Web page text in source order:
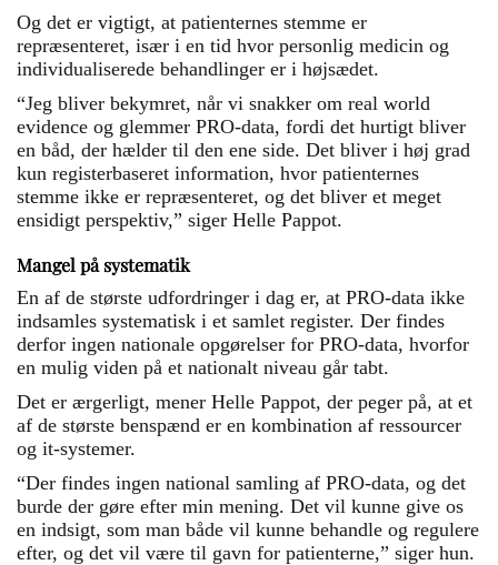
Og det er vigtigt, at patienternes stemme er
repræsenteret, især i en tid hvor personlig medicin og
individualiserede behandlinger er i højsædet.
“Jeg bliver bekymret, når vi snakker om real world
evidence og glemmer PRO-data, fordi det hurtigt bliver
en båd, der hælder til den ene side. Det bliver i høj grad
kun registerbaseret information, hvor patienternes
stemme ikke er repræsenteret, og det bliver et meget
ensidigt perspektiv,” siger Helle Pappot.
Mangel på systematik
En af de største udfordringer i dag er, at PRO-data ikke
indsamles systematisk i et samlet register. Der findes
derfor ingen nationale opgørelser for PRO-data, hvorfor
en mulig viden på et nationalt niveau går tabt.
Det er ærgerligt, mener Helle Pappot, der peger på, at et
af de største benspænd er en kombination af ressourcer
og it-systemer.
“Der findes ingen national samling af PRO-data, og det
burde der gøre efter min mening. Det vil kunne give os
en indsigt, som man både vil kunne behandle og regulere
efter, og det vil være til gavn for patienterne,” siger hun.